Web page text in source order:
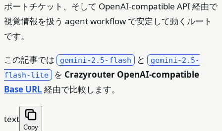
ポートチケット、そして OpenAI-compatible API 経由で
視覚情報を扱う agent workflow で安定して動くルート
です。
この記事では gemini-2.5-flash と gemini-2.5-
flash-lite
を Crazyrouter OpenAI-compatible
Base URL 経由で比較します。
text
Copy